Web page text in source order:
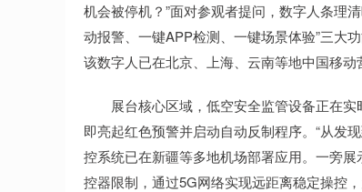
机会被停机？”面对参观者提问，数字人条理
动报警、一键APP检测、一键场景体验”三大
该数字人已在北京、上海、云南等地中国移动
展台核心区域，低空安全监管设备正在实
即亮起红色预警并启动自动反制程序。“从发
控系统已在新疆等多地机场部署应用。一旁
控器限制，通过5G网络实现远距离稳定操控，